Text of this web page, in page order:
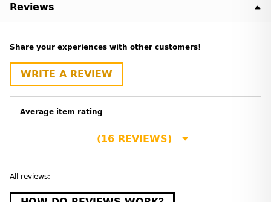
Reviews
Average item rating
(16 REVIEWS)
Share your experiences with other customers!
WRITE A REVIEW
All reviews: